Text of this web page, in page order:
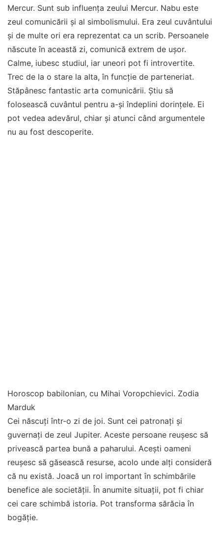
Mercur. Sunt sub influența zeului Mercur. Nabu este
zeul comunicării și al simbolismului. Era zeul cuvântului
și de multe ori era reprezentat ca un scrib. Persoanele
născute în această zi, comunică extrem de ușor.
Calme, iubesc studiul, iar uneori pot fi introvertite.
Trec de la o stare la alta, în funcție de parteneriat.
Stăpânesc fantastic arta comunicării. Știu să
folosească cuvântul pentru a-și îndeplini dorințele. Ei
pot vedea adevărul, chiar și atunci când argumentele
nu au fost descoperite.
Horoscop babilonian, cu Mihai Voropchievici. Zodia
Marduk
Cei născuți într-o zi de joi. Sunt cei patronați și
guvernați de zeul Jupiter. Aceste persoane reușesc să
privească partea bună a paharului. Acești oameni
reușesc să găsească resurse, acolo unde alți consideră
că nu există. Joacă un rol important în schimbările
benefice ale societății. În anumite situații, pot fi chiar
cei care schimbă istoria. Pot transforma sărăcia în
bogăție.